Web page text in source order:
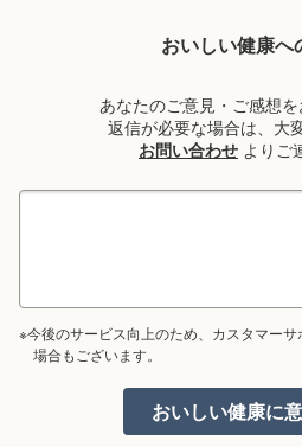
おいしい健康へ
あなたのご意見・ご感想
返信が必要な場合は、大
お問い合わせ よりご
※今後のサービス向上のため、カスタマー
場合もございます。